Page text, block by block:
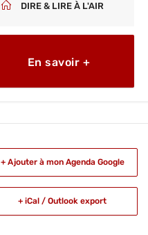
DIRE & LIRE À L'AIR
En savoir +
+ Ajouter à mon Agenda Google
+ iCal / Outlook export